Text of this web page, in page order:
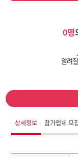
0명
알려
상세정보 참가업체 모